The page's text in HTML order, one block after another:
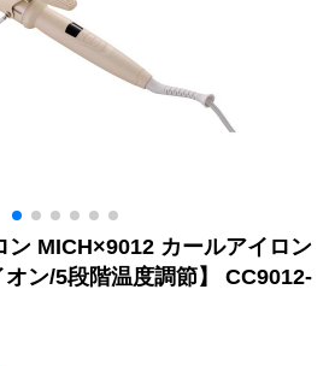
ン MICH×9012 カールアイロン
ン/5段階温度調節】 CC9012-